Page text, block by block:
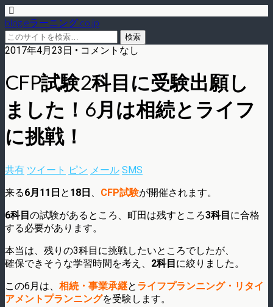
blog.eラーニング.co.jp
2017年4月23日 • コメントなし
CFP試験2科目に受験出願し
ました！6月は相続とライフ
に挑戦！
共有 ツイート ピン メール SMS
来る6月11日 と 18日 、 CFP試験が開催されます。
6科目の試験があるところ、町田は残すところ3科目に合格
する必要があります。
本当は、残りの3科目に挑戦したいところでしたが、
確保できそうな学習時間を考え、 2科目に絞りました。
この6月は、 相続・事業承継と ライフプランニング・リタイ
アメントプランニングを受験します。